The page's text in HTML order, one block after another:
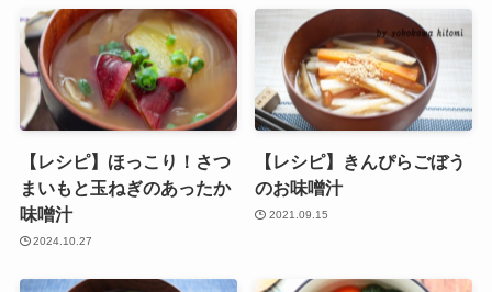
【レシピ】ほっこり！さつ
まいもと玉ねぎのあったか
味噌汁
2024.10.27
【レシピ】きんぴらごぼう
のお味噌汁
2021.09.15